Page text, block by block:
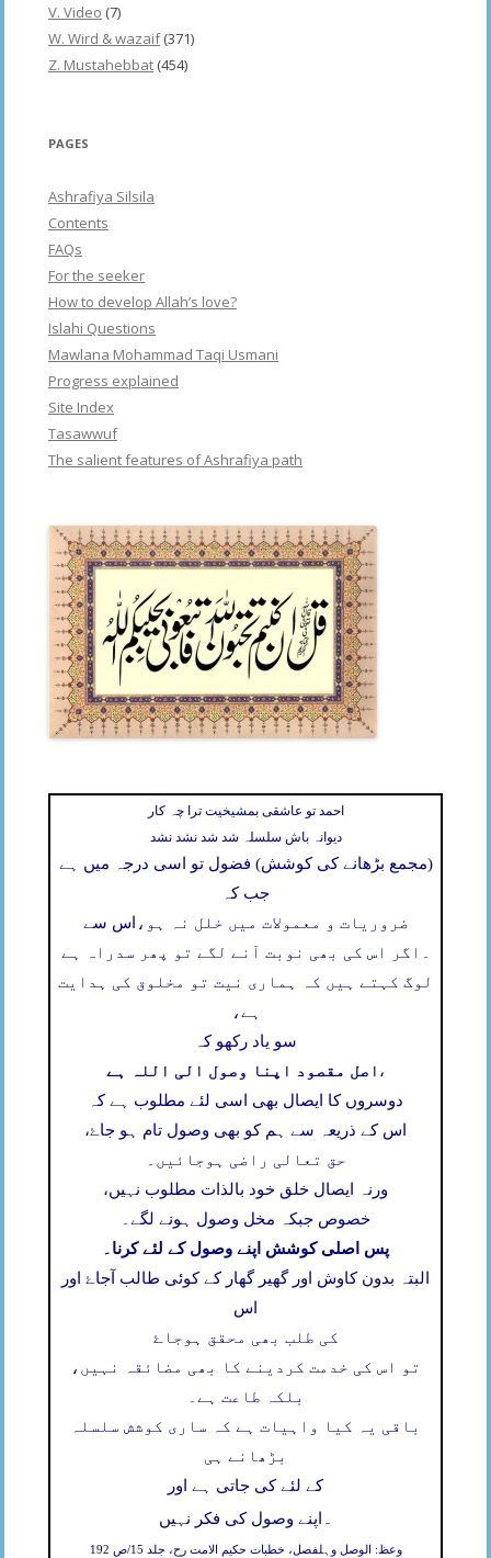
V. Video (7)
W. Wird & wazaif(371)
Z. Mustahebbat (454)
PAGES
Ashrafiya Silsila
Contents
FAQs
For the seeker
How to develop Allah’s love?
Islahi Questions
Mawlana Mohammad Taqi Usmani
Progress explained
Site Index
Tasawwuf
The salient features of Ashrafiya path
احمد تو عاشقی بمشیخیت ترا چہ کار
دیوانہ باش سلسلہ شد شد نشد نشد
(مجمع بڑھانے کی کوشش) فضول تو اسی درجہ میں ہے
جب کہ
اس سے ضروریات و معمولات میں خلل نہ ہو،
اگر اس کی بھی نوبت آنے لگے تو پھر سدراہ ہے
لوگ کہتے ہیں کہ ہماری نیت تو مخلوق کی ہدایت
ہے،
سو یاد رکھو کہ
اصل مقصود اپنا وصول الی اللہ ہے ،
دوسروں کا ایصال بھی اسی لئے مطلوب ہے کہ
اس کے ذریعہ سے ہم کو بھی وصول تام ہو جاۓ،
حق تعالی راضی ہوجائیں۔
ورنہ ایصال خلق خود بالذات مطلوب نہیں،
خصوص جبکہ مخل وصول ہونے لگے۔
پس اصلی کوشش اپنے وصول کے لئے کرنا۔
البتہ بدون کاوش اور گھیر گھار کے کوئی طالب آجاۓ اور
اس
کی طلب بھی محقق ہوجاۓ
تو اس کی خدمت کردینے کا بھی مضائقہ نہیں،
بلکہ طاعت ہے۔
باقی یہ کیا واہیات ہے کہ ساری کوشش سلسلہ
بڑھانے ہی
کے لئے کی جاتی ہے اور
اپنے وصول کی فکر نہیں ۔
وعظ: الوصل وہلفصل، خطبات حکیم الامت رح، جلد 15/ص 192